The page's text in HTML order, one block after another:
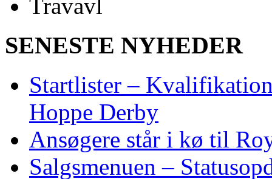
SENESTE NYHEDER
Startlister –
Hoppe Derby
Ansøgere står i kø til
Salgsmenuen –